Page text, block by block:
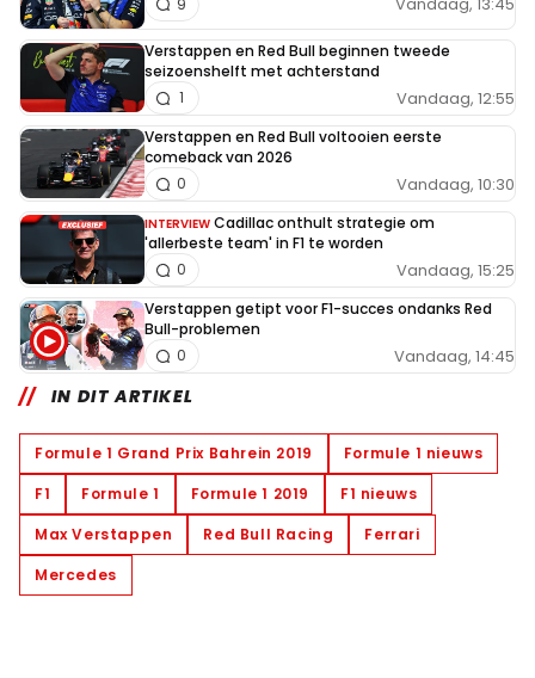
Vandaag, 13:45
Verstappen en Red Bull beginnen tweede
seizoenshelft met achterstand
Vandaag, 12:55
1
Verstappen en Red Bull voltooien eerste
comeback van 2026
Vandaag, 10:30
0
INTERVIEW Cadillac onthult strategie om
'allerbeste team' in F1 te worden
Vandaag, 15:25
0
Verstappen getipt voor F1-succes ondanks Red
Bull-problemen
Vandaag, 14:45
0
IN DIT ARTIKEL
Formule 1 Grand Prix Bahrein 2019
Formule 1 nieuws
F1
Formule 1 Formule 1 2019
F1 nieuws
Max Verstappen
Red Bull Racing
Ferrari
Mercedes